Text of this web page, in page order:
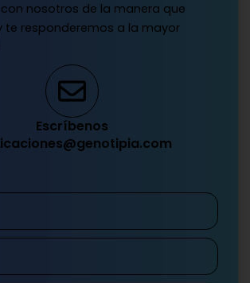
nosotros de la manera que
te responderemos a la mayor
Escríbenos